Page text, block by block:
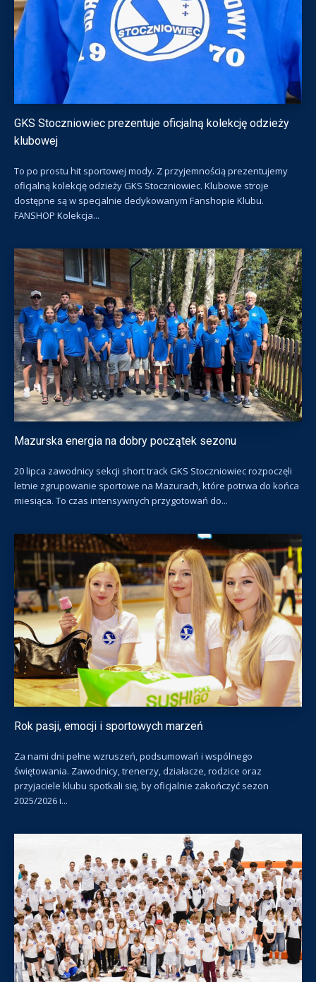
GKS Stoczniowiec prezentuje oficjalną kolekcję odzieży
klubowej
To po prostu hit sportowej mody. Z przyjemnością prezentujemy
oficjalną kolekcję odzieży GKS Stoczniowiec. Klubowe stroje
dostępne są w specjalnie dedykowanym Fanshopie Klubu.
FANSHOP Kolekcja...
Mazurska energia na dobry początek sezonu
20 lipca zawodnicy sekcji short track GKS Stoczniowiec rozpoczęli
letnie zgrupowanie sportowe na Mazurach, które potrwa do końca
miesiąca. To czas intensywnych przygotowań do...
Rok pasji, emocji i sportowych marzeń
Za nami dni pełne wzruszeń, podsumowań i wspólnego
świętowania. Zawodnicy, trenerzy, działacze, rodzice oraz
przyjaciele klubu spotkali się, by oficjalnie zakończyć sezon
2025/2026 i...